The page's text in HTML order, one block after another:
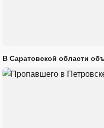
В Саратовской области